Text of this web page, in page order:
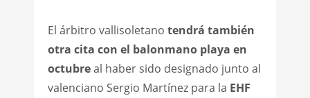
El árbitro vallisoletano tendrá también
otra cita con el balonmano playa en
octubreal haber sido designado junto al
valenciano Sergio Martínez para la EHF